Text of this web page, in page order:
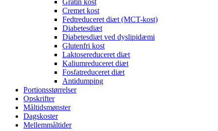
Gratin kost
Cremet kost
Fedtreduceret diæt (MCT-kost)
Diabetesdiæt
Diabetesdiæt ved dyslipidæmi
Glutenfri kost
Laktosereduceret diæt
Kaliumreduceret diæt
Fosfatreduceret diæt
Antidumping
Portionsstørrelser
Opskrifter
Måltidsmønster
Dagskoster
Mellemmåltider